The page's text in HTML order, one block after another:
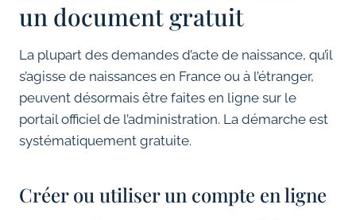
un document gratuit
La plupart des demandes d’acte de naissance, qu’il
s’agisse de naissances en France ou à l’étranger,
peuvent désormais être faites en ligne sur le
portail officiel de l’administration. La démarche est
systématiquement gratuite.
Créer ou utiliser un compte en ligne